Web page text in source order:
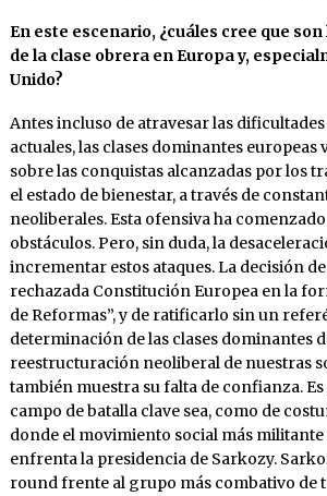
En este escenario, ¿cuáles cree que
de la clase obrera en Europa y,
Unido?
Antes incluso de atravesar las
actuales, las clases dominantes
sobre las conquistas alcanzadas por los
el estado de bienestar, a través de
neoliberales. Esta ofensiva ha
obstáculos. Pero, sin duda, la
incrementar estos ataques. La decisión
rechazada Constitución Europea en la
de Reformas”, y de ratificarlo sin un
determinación de las clases dominantes
reestructuración neoliberal de nuestras
también muestra su falta de confianza.
campo de batalla clave sea, como de
donde el movimiento social más
enfrenta la presidencia de Sarkozy.
round frente al grupo más combativo de